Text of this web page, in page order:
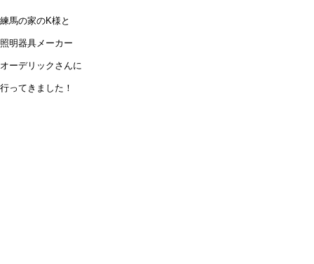
練馬の家のK様と
照明器具メーカー
オーデリックさんに
行ってきました！